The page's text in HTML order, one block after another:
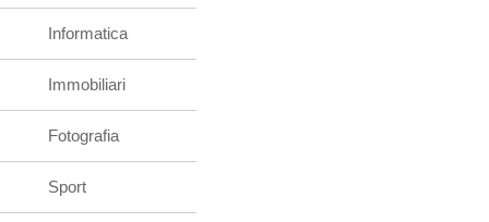
Informatica
Immobiliari
Fotografia
Sport